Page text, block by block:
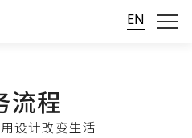
EN
流程
设计改变生活